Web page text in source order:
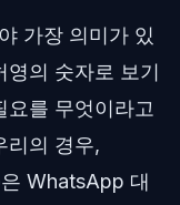
가장 의미가 있
의 숫자로 보기
요를 무엇이라고
리의 경우,
WhatsApp 대